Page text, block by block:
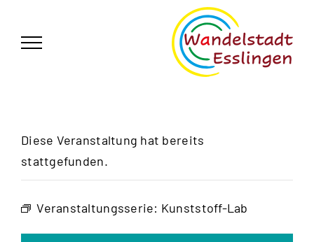
springen
Diese Veranstaltung hat bereits
stattgefunden.
Veranstaltungsserie: Kunststoff-Lab